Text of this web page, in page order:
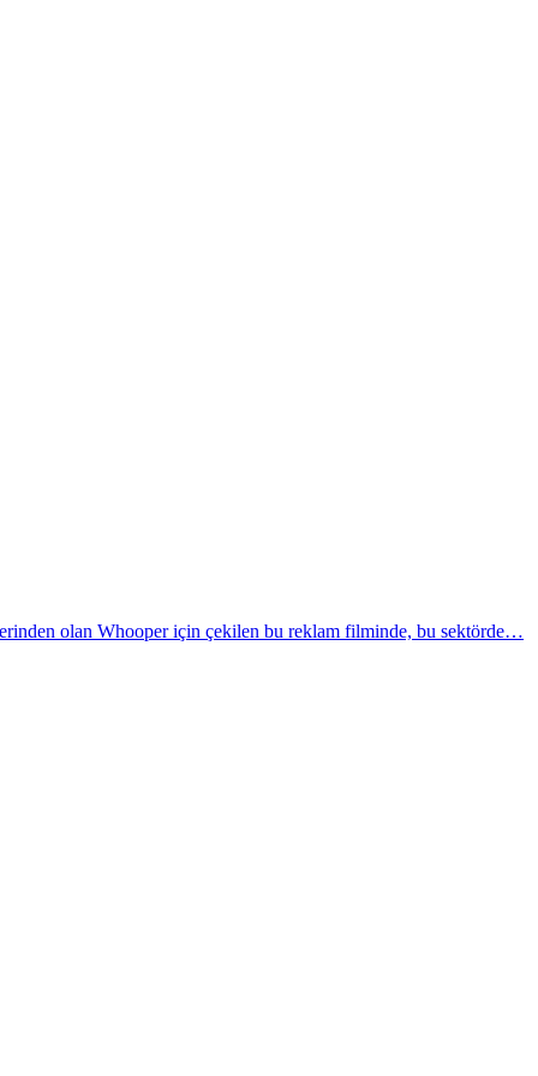
olan Whooper için çekilen bu reklam filminde, bu sektörde…